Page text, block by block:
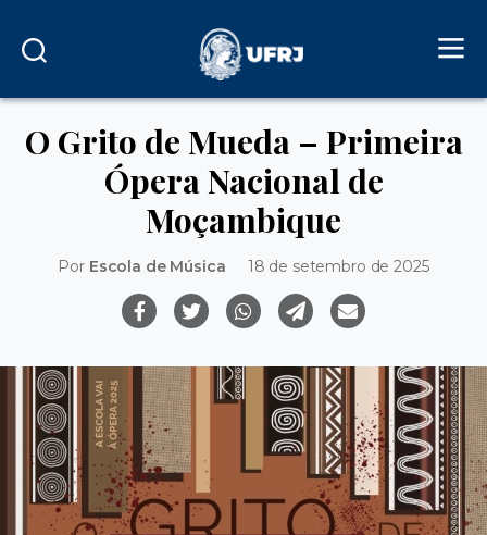
O Grito de Mueda – Primeira
Ópera Nacional de
Moçambique
Por Escola de Música 18 de setembro de 2025